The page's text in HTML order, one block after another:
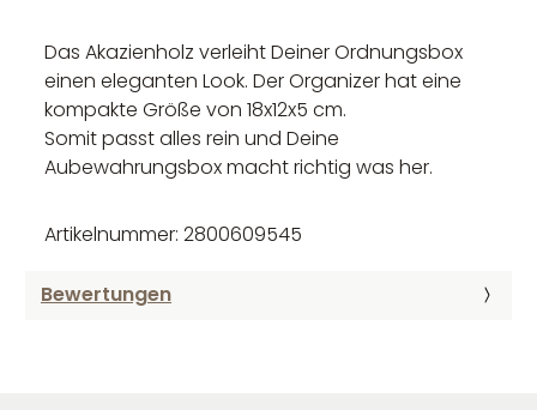
Das Akazienholz verleiht Deiner Ordnungsbox
einen eleganten Look. Der Organizer hat eine
kompakte Größe von 18x12x5 cm.
Somit passt alles rein und Deine
Aubewahrungsbox macht richtig was her.
Artikelnummer: 2800609545
Bewertungen